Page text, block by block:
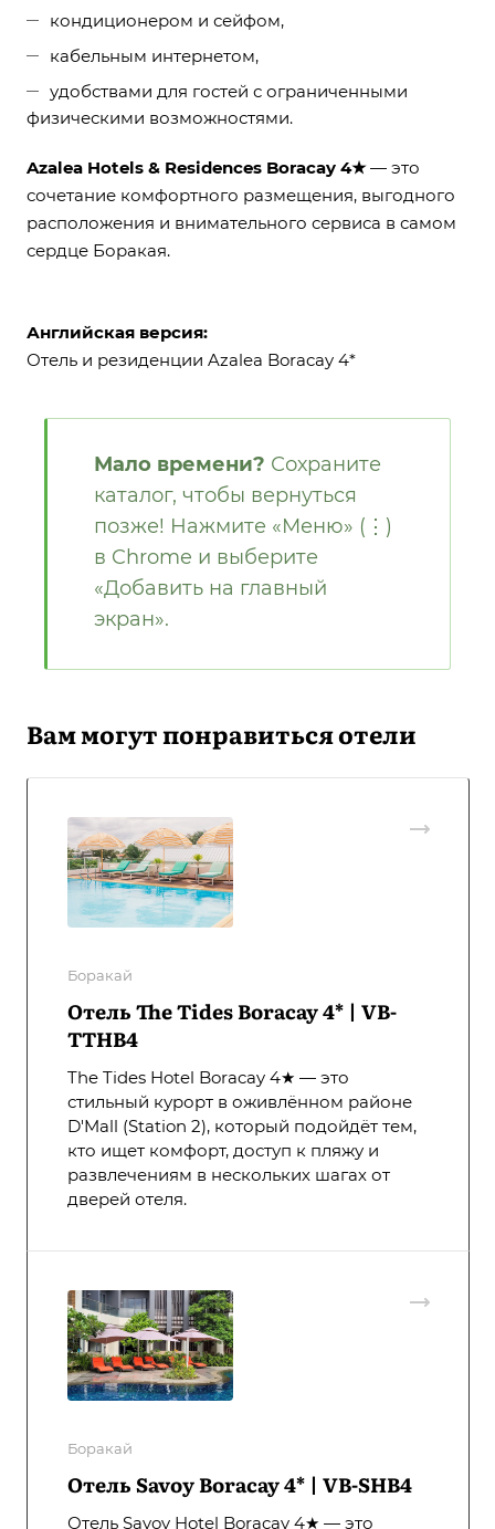
кондиционером и сейфом,
кабельным интернетом,
удобствами для гостей с ограниченными
физическими возможностями.
Azalea Hotels & Residences Boracay 4★— это
сочетание комфортного размещения, выгодного
расположения и внимательного сервиса в самом
сердце Боракая.
Английская версия:
Отель и резиденции Azalea Boracay 4*
Мало времени? Сохраните
каталог, чтобы вернуться
позже! Нажмите «Меню» (⋮)
в Chrome и выберите
«Добавить на главный
экран».
Вам могут понравиться отели
Боракай
Отель The Tides Boracay 4* | VB-
TTHB4
The Tides Hotel Boracay 4★ — это
стильный курорт в оживлённом районе
D'Mall (Station 2), который подойдёт тем,
кто ищет комфорт, доступ к пляжу и
развлечениям в нескольких шагах от
дверей отеля.
Боракай
Отель Savoy Boracay 4* | VB-SHB4
Отель Savoy Hotel Boracay 4★ — это